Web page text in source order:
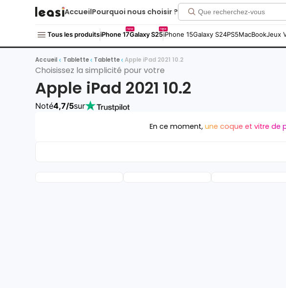
AccueilPourquoi nous choisir ?
Tous les produitsiPhone 17
new
Galaxy S25
new
iPhone 15Galaxy S24PS5MacBookJeux
Accueil Tablette Tablette Apple iPad 2021 10.2
Choisissez la simplicité pour votre
Apple iPad 2021 10.2
Noté4,7/5sur
En ce moment, une coque et vitre de